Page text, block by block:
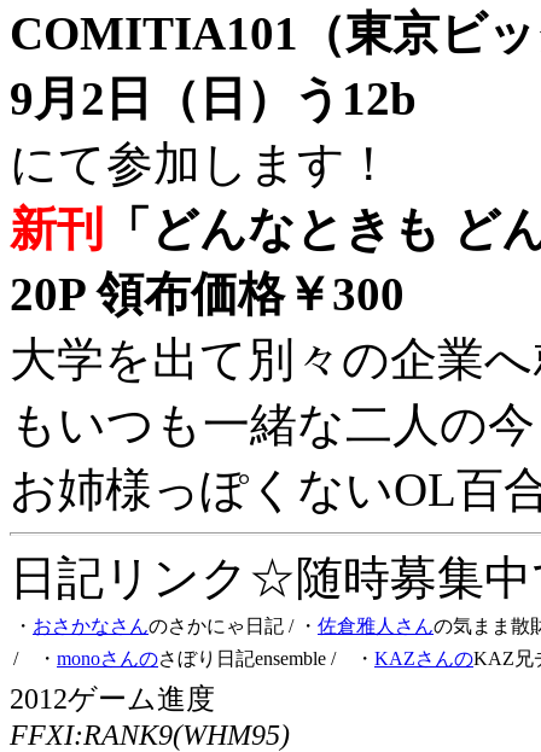
COMITIA101（東京ビ
9月2日（日）う12b
にて参加します！
新刊
「どんなときも ど
20P 領布価格￥300
大学を出て別々の企業
もいつも一緒な二人の
お姉様っぽくないOL百
日記リンク☆随時募集
・ おさかなさんのさかにゃ日記 / ・ 佐倉雅人さんの気まま散
/ ・ monoさんのさぼり日記ensemble / ・ KAZさんのKAZ兄
2012ゲーム進度
FFXI:RANK9(WHM95)